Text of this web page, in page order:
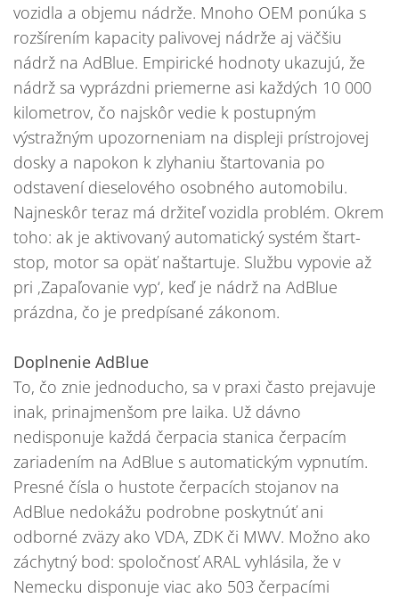
vozidla a objemu nádrže. Mnoho OEM ponúka s
rozšírením kapacity palivovej nádrže aj väčšiu
nádrž na AdBlue. Empirické hodnoty ukazujú, že
nádrž sa vyprázdni priemerne asi každých 10 000
kilometrov, čo najskôr vedie k postupným
výstražným upozorneniam na displeji prístrojovej
dosky a napokon k zlyhaniu štartovania po
odstavení dieselového osobného automobilu.
Najneskôr teraz má držiteľ vozidla problém. Okrem
toho: ak je aktivovaný automatický systém štart-
stop, motor sa opäť naštartuje. Službu vypovie až
pri ‚Zapaľovanie vyp‘, keď je nádrž na AdBlue
prázdna, čo je predpísané zákonom.
Doplnenie AdBlue
To, čo znie jednoducho, sa v praxi často prejavuje
inak, prinajmenšom pre laika. Už dávno
nedisponuje každá čerpacia stanica čerpacím
zariadením na AdBlue s automatickým vypnutím.
Presné čísla o hustote čerpacích stojanov na
AdBlue nedokážu podrobne poskytnúť ani
odborné zväzy ako VDA, ZDK či MWV. Možno ako
záchytný bod: spoločnosť ARAL vyhlásila, že v
Nemecku disponuje viac ako 503 čerpacími